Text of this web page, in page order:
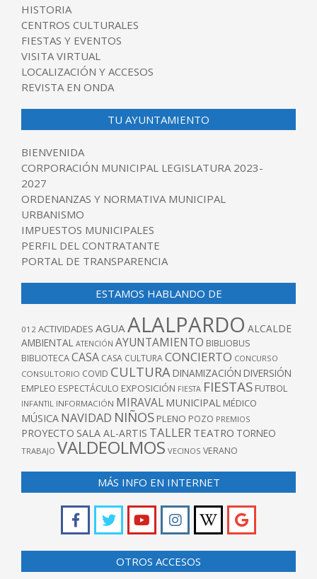
HISTORIA
CENTROS CULTURALES
FIESTAS Y EVENTOS
VISITA VIRTUAL
LOCALIZACIÓN Y ACCESOS
REVISTA EN ONDA
TU AYUNTAMIENTO
BIENVENIDA
CORPORACIÓN MUNICIPAL LEGISLATURA 2023-
2027
ORDENANZAS Y NORMATIVA MUNICIPAL
URBANISMO
IMPUESTOS MUNICIPALES
PERFIL DEL CONTRATANTE
PORTAL DE TRANSPARENCIA
ESTAMOS HABLANDO DE
012 ACTIVIDADES AGUA ALALPARDO ALCALDE
AMBIENTAL ATENCIÓN AYUNTAMIENTO BIBLIOBUS
BIBLIOTECACASA CASA CULTURACONCIERTO CONCURSO
CONSULTORIO COVID CULTURA DINAMIZACIÓN DIVERSIÓN
EMPLEO ESPECTÁCULO EXPOSICIÓN FIESTA FIESTAS FUTBOL
INFANTIL INFORMACIÓN MIRAVAL MUNICIPAL MÉDICO
MÚSICA NAVIDAD NIÑOS PLENO POZO PREMIOS
PROYECTO SALA AL-ARTIS TALLER TEATRO TORNEO
TRABAJO VALDEOLMOS VECINOS VERANO
MÁS INFO EN INTERNET
OTROS ACCESOS